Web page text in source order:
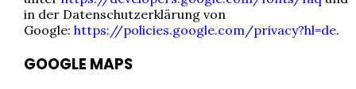
in der Datenschutzerklärung von
Google: https://policies.google.com/privacy?hl=de.
GOOGLE MAPS